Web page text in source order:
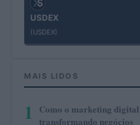
USDEX
(USDEX)
MAIS LIDOS
1
Como o marketing
transformando negócios